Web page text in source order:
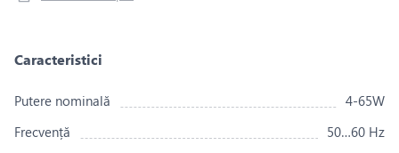
Caracteristici
Putere nominală
4-65W
Frecvență
50…60 Hz